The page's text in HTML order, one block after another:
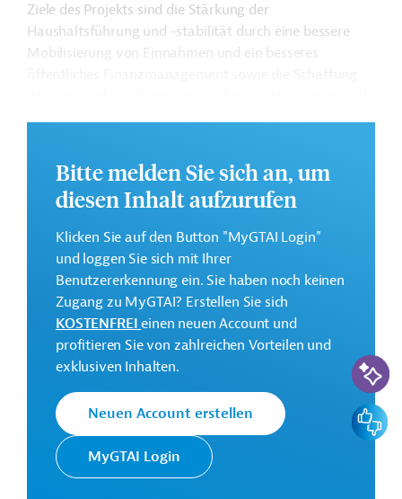
Ziele des Projekts sind die Stärkung der
Haushaltsführung und -stabilität durch eine bessere
Mobilisierung von Einnahmen und ein besseres
nachhaltiges Wachstum in der Republik Kongo.
finden Sie auf der Webseite der Weltbankgruppe
und im Originaldokument, das zum Download
GTAI informiert über dieWeltbankgruppe:
Schwerpunkte, Regularien und praktische Hinweise zur
Geschäftsanbahnung.
Gesamtkosten:
80 Millionen US-Dollar
Geberbeitrag:
80 Millionen US-Dollar (beantragt)
Kontaktadressen
Bitte melden Sie sich an, um
diesen Inhalt aufzurufen
Klicken Sie auf den Button "MyGTAI Login"
und loggen Sie sich mit Ihrer
Benutzererkennung ein. Sie haben noch keinen
Zugang zu MyGTAI? Erstellen Sie sich
KOSTENFREIeinen neuen Account und
profitieren Sie von zahlreichen Vorteilen und
exklusiven Inhalten.
Neuen Account erstellen
MyGTAI Login
KI-